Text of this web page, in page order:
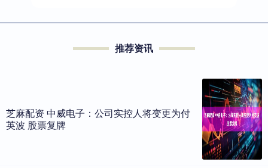
推荐资讯
芝麻配资 中威电子：公司实控人将变更为付
英波 股票复牌